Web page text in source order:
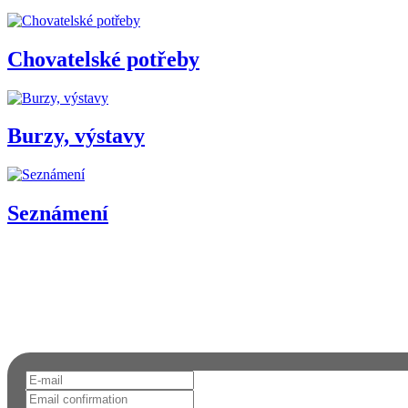
Chovatelské potřeby
Burzy, výstavy
Seznámení